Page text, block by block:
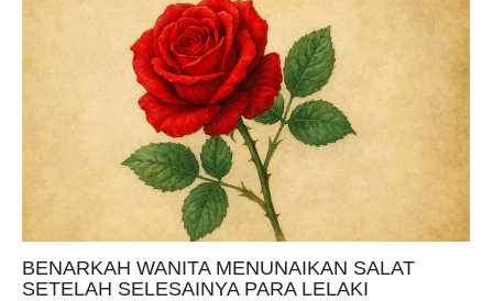
BENARKAH WANITA MENUNAIKAN SALAT
SETELAH SELESAINYA PARA LELAKI